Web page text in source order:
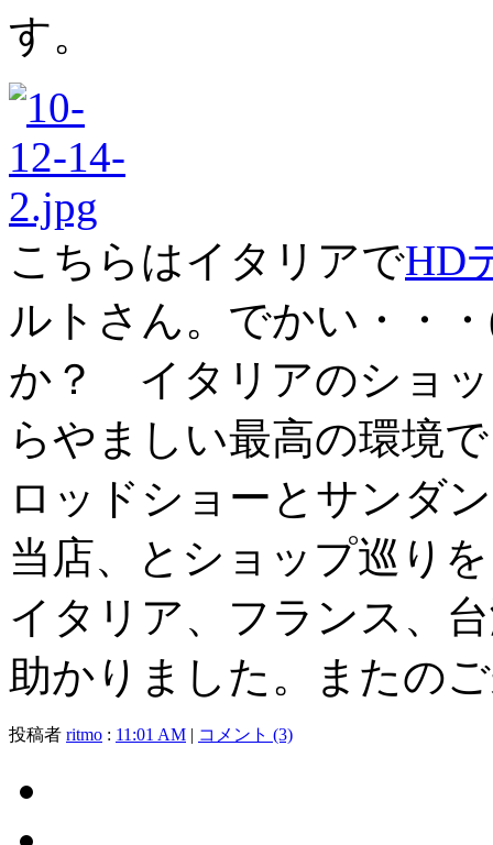
す。
こちらはイタリアでHD
ルトさん。でかい・・
か？ イタリアのショ
らやましい最高の環境
ロッドショーとサンダ
当店、とショップ巡り
イタリア、フランス、
助かりました。またの
投稿者 ritmo : 11:01 AM | コメント (3)